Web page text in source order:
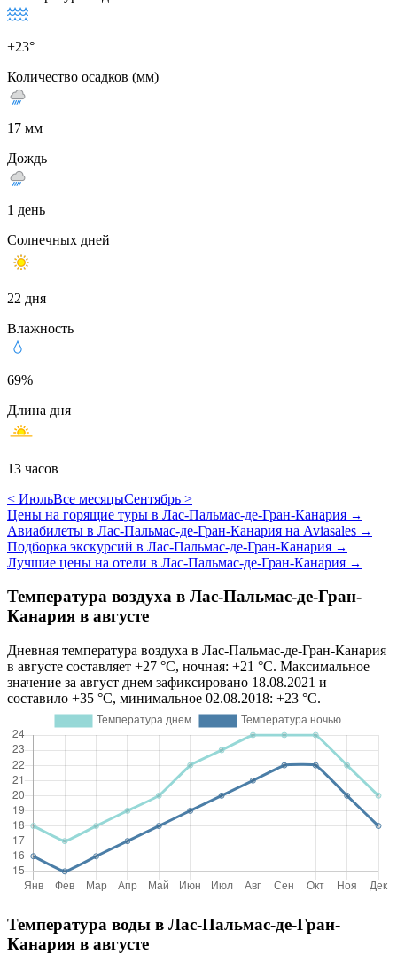
+23°
Количество осадков (мм)
17 мм
Дождь
1 день
Солнечных дней
22 дня
Влажность
69%
Длина дня
13 часов
< ИюльВсе месяцыСентябрь >
Цены на горящие туры в Лас-Пальмас-де-Гран-Канария →
Авиабилеты в Лас-Пальмас-де-Гран-Канария на Aviasales →
Подборка экскурсий в Лас-Пальмас-де-Гран-Канария →
Лучшие цены на отели в Лас-Пальмас-де-Гран-Канария →
Температура воздуха в Лас-Пальмас-де-Гран-
Канария в августе
Дневная температура воздуха в Лас-Пальмас-де-Гран-Канария
в августе составляет +27 °C, ночная: +21 °C. Максимальное
значение за август днем зафиксировано 18.08.2021 и
составило +35 °C, минимальное 02.08.2018: +23 °C.
Температура воды в Лас-Пальмас-де-Гран-
Канария в августе